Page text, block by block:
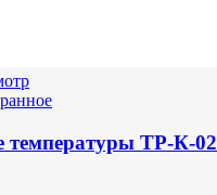
температуры ТР-К-02